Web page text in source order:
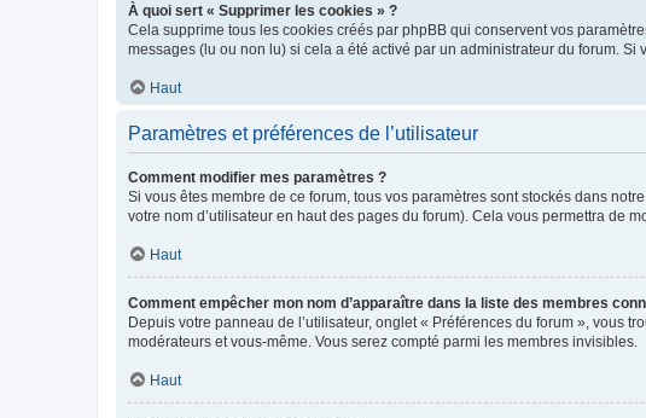
À quoi sert « Supprimer les cookies » ?
Cela supprime tous les cookies créés par phpBB qui conservent vos
messages (lu ou non lu) si cela a été activé par un administrateur du forum.
Haut
Paramètres et préférences de l’utilisateur
Comment modifier mes paramètres ?
Si vous êtes membre de ce forum, tous vos paramètres sont stockés dans
votre nom d’utilisateur en haut des pages du forum). Cela vous permettra de
Haut
Comment empêcher mon nom d’apparaître dans la liste des membres
Depuis votre panneau de l’utilisateur, onglet « Préférences du forum », vous
modérateurs et vous-même. Vous serez compté parmi les membres invisibles.
Haut